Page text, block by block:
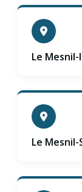
Le Mesnil-
Le